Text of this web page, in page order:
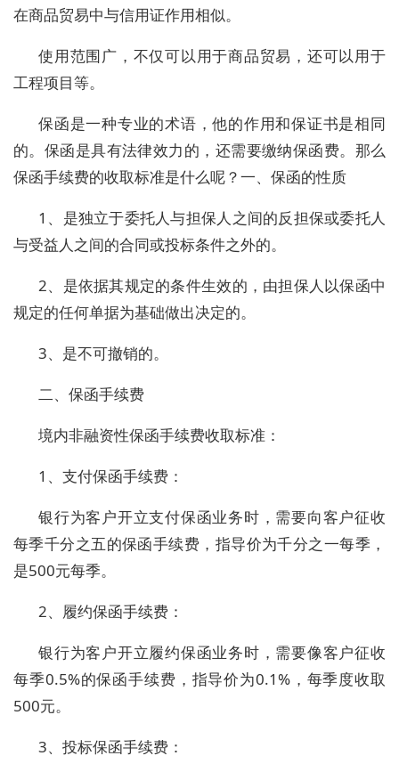
在商品贸易中与信用证作用相似。
使用范围广，不仅可以用于商品贸易，还可以用于
工程项目等。
保函是一种专业的术语，他的作用和保证书是相同
的。保函是具有法律效力的，还需要缴纳保函费。那么
保函手续费的收取标准是什么呢？一、保函的性质
1、是独立于委托人与担保人之间的反担保或委托人
与受益人之间的合同或投标条件之外的。
2、是依据其规定的条件生效的，由担保人以保函中
规定的任何单据为基础做出决定的。
3、是不可撤销的。
二、保函手续费
境内非融资性保函手续费收取标准：
1、支付保函手续费：
银行为客户开立支付保函业务时，需要向客户征收
每季千分之五的保函手续费，指导价为千分之一每季，
是500元每季。
2、履约保函手续费：
银行为客户开立履约保函业务时，需要像客户征收
每季0.5%的保函手续费，指导价为0.1%，每季度收取
500元。
3、投标保函手续费：